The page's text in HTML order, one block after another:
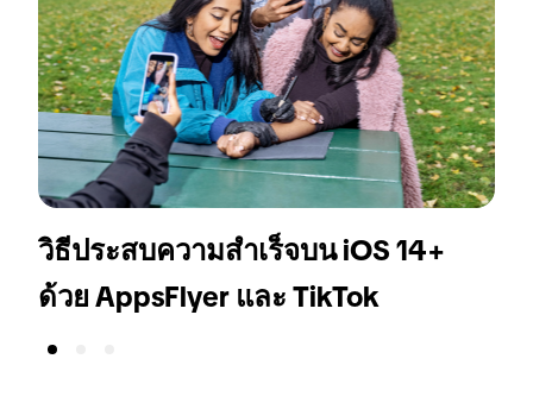
วิธีประสบความสำเร็จบน iOS 14+
ด้วย AppsFlyer และ TikTok